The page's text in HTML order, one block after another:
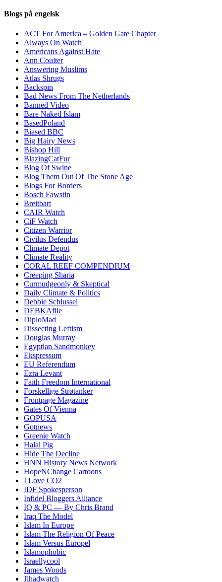
Blogs på engelsk
ACT For America – Golden Gate Chapter
Always On Watch
Americans Against Hate
Ann Coulter
Answering Muslims
Atlas Shrugs
Backspin
Bad News From The Netherlands
Banned Video
Bare Naked Islam
BasedPoland
Biased BBC
Big Hairy News
Bishop Hill
BlazingCatFur
Blog Of Swine
Blog Them Out Of The Stone Age
Blogs For Borders
Bosch Fawstin
Breitbart
CAIR Watch
CiF Watch
Citizen Warrior
Civilus Defendus
Climate Depot
Climate Reality
CORAL REEF COMPENDIUM
Creeping Sharia
Curmudgeonly & Skeptical
Daily Climate & Politics
Debbie Schlussel
DEBKAfile
DiploMad
Dissecting Leftism
Douglas Murray
Egyptian Sandmonkey
Ekspressum
EU Referendum
Ezra Levant
Faith Freedom International
Forskellige Strøtanker
Frontpage Magazine
Gates Of Vienna
GOPUSA
Gotnews
Greenie Watch
Halal Pig
Hide The Decline
HNN History News Network
HopeNChange Cartoons
I Love CO2
IDF Spokesperson
Infidel Bloggers Alliance
IQ & PC — By Chris Brand
Iraq The Model
Islam In Europe
Islam The Religion Of Peace
Islam Versus Europel
Islamophobic
Israellycool
James Woods
Jihadwatch